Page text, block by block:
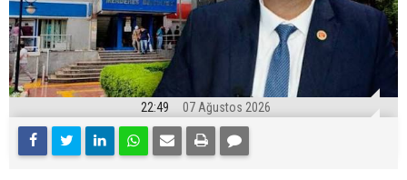
22:49 07 Ağustos 2026